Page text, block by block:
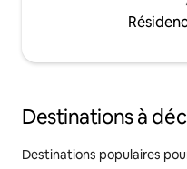
Destinations à
Destinations populaires